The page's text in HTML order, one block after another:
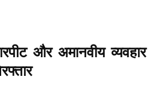
और अमानवीय व्यवहार